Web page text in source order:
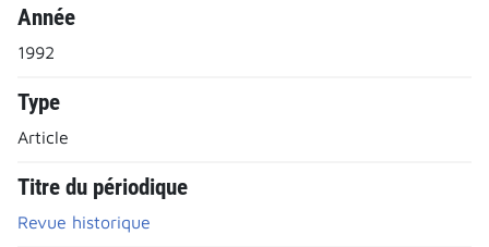
Année
1992
Type
Article
Titre du périodique
Revue historique